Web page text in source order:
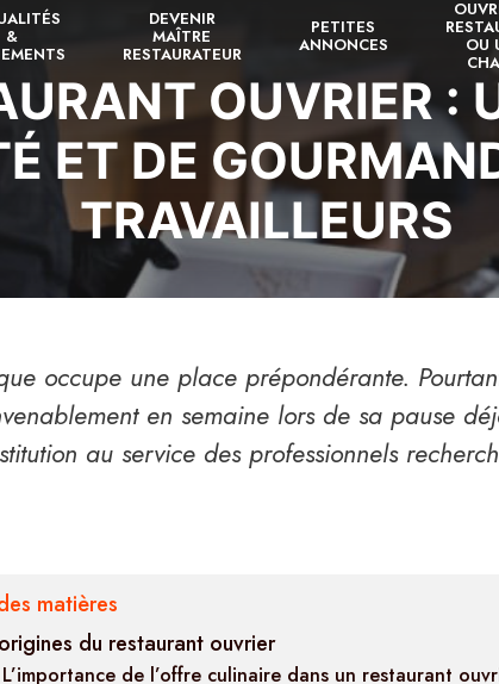
&
DEVENIR
MAÎTRE
RESTAURATEUR
PETITES
ANNONCES OU
OUVRIER :
ET DE
TRAVAILLEURS
occupe une place prépondérante.
en semaine lors de sa pause
au service des professionnels
matières
du restaurant ouvrier
L’importance de l’offre culinaire dans un restaurant